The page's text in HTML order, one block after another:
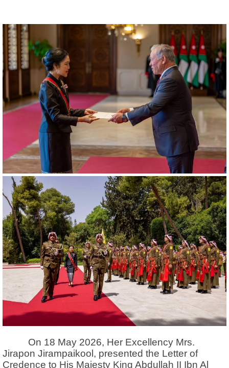
On 18 May 2026, Her Excellency Mrs.
Jirapon Jirampaikool, presented the Letter of
Credence to His Majesty King Abdullah II Ibn Al